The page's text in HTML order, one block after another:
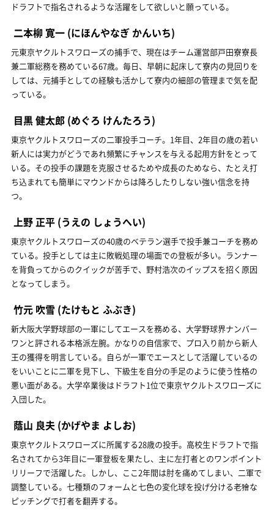
ドラフトで指名されるような活躍をして欲しいと願っている。
二本柳 寛一 (にほんやなぎ かんいち)
元東京ヤクルトスワローズの捕手で、現在はチーム運営部戸田寮寮長
兼二軍総務を務めている67歳。毎日、早朝に起床して寮内の見回りを
しては、元捕手としての経験も活かして寮内の細部の管理まで気を配
っている。
目黒 健太郎 (めぐろ けんたろう)
東京ヤクルトスワローズの二軍投手コーチ。1年目、2年目の歳の若い
新人には実力がどうであれ頻繁にチャンスを与える起用方針をとって
いる。その投手の課題を克服させるためや成長のためなら、たとえ打
ち込まれても簡単にマウンドからは降ろしたりしない強い信念を持
つ。
上野 正平 (うえの しょうへい)
東京ヤクルトスワローズの40歳のベテラン選手で投手兼コーチを務め
ている。投手としては主に敗戦処理の場面での登板が多い。ランナー
を背負ってからのクイックが苦手で、野村浩次のイップスを招く原因
となってしまう。
竹元 吹雪 (たけもと ふぶき)
新大阪大学野球部の一軍にしてエースを務める、大学野球界ナンバー
ワンと評される本格派左腕。かなりの自信家で、プロ入り前から新人
王の獲得を明言している。自らが一軍でエースとして活躍しているの
をいいことに二軍を見下し、下級生を自分の手足のように使う性格の
悪い面がある。大学卒業後はドラフト1位で東京ヤクルトスワローズに
入団した。
蔭山 良夫 (かげやま よしお)
東京ヤクルトスワローズに所属する28歳の投手。高校生ドラフトで指
名されてから3年目に一軍登板を果たし、主に左打者とのワンポイント
リリーフで活躍した。しかし、ここ2年間は肘を痛めてしまい、二軍で
調整している。七種類のフォームと七色の変化球を投げ分ける老獪な
ピッチングで打者を翻弄する。